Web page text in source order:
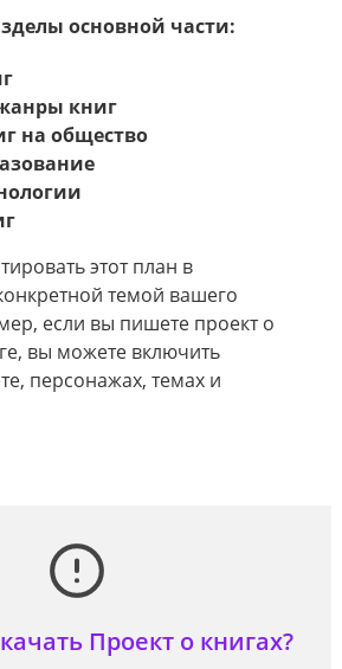
основной части:
книг
на общество
этот план в
темой вашего
если вы пишете проект о
вы можете включить
персонажах, темах и
Проект о книгах?